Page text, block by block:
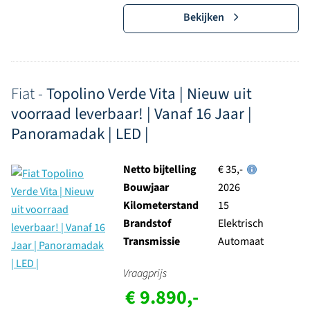
Bekijken
Fiat -Topolino Verde Vita | Nieuw uit
voorraad leverbaar! | Vanaf 16 Jaar |
Panoramadak | LED |
Netto bijtelling
€ 35,-
Bouwjaar
2026
Kilometerstand
15
Brandstof
Elektrisch
Transmissie
Automaat
Vraagprijs
€ 9.890,-